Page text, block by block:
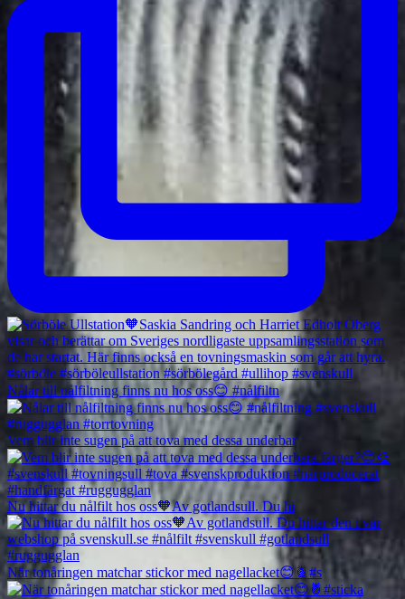
Nålar till nålfiltning finns nu hos oss😊 #nålfiltn
Vem blir inte sugen på att tova med dessa underbar
Nu hittar du nålfilt hos oss🧡Av gotlandsull. Du hi
När tonåringen matchar stickor med nagellacket😊🍍#s